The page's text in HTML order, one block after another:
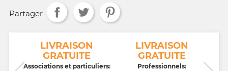
Age :
Partager
LIVRAISON
GRATUITE
Associations et particuliers:
LIVRAISON
GRATUITE
Professionnels: